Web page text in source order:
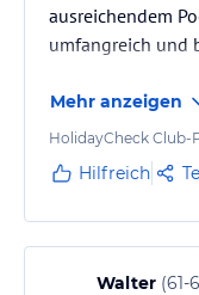
ausreichendem
umfangreich und
Mehr anzeigen
HolidayCheck Club-
Hilfreich
Walter (61-